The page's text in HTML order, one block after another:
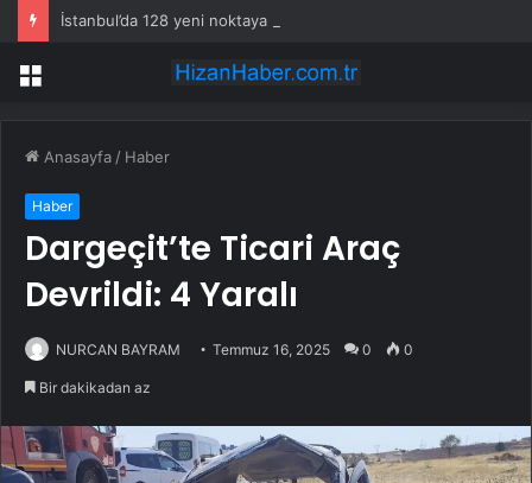
İstanbul’da 128 yeni noktaya daha EDS geliyor
Menü
Anasayfa / Haber
Haber
Dargeçit’te Ticari Araç
Devrildi: 4 Yaralı
NURCAN BAYRAM Temmuz 16, 2025 0 0
Bir dakikadan az